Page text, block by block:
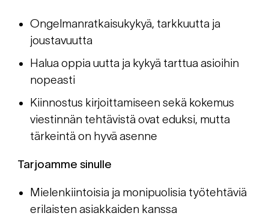
Ongelmanratkaisukykyä, tarkkuutta ja
joustavuutta
Halua oppia uutta ja kykyä tarttua asioihin
nopeasti
Kiinnostus kirjoittamiseen sekä kokemus
viestinnän tehtävistä ovat eduksi, mutta
tärkeintä on hyvä asenne
Tarjoamme sinulle
Mielenkiintoisia ja monipuolisia työtehtäviä
erilaisten asiakkaiden kanssa